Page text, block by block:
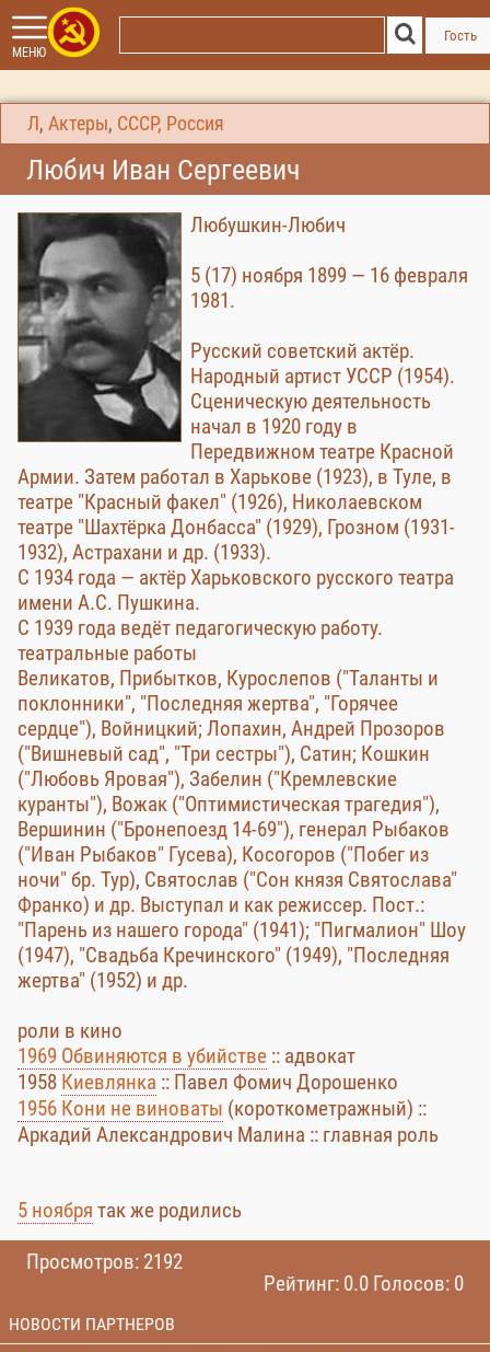
МЕНЮ
Гость
Л , Актеры, СССР, Россия
Любич Иван Сергеевич
Любушкин-Любич
5 (17) ноября 1899 — 16 февраля
1981.
Русский советский актёр.
Народный артист УССР (1954).
Сценическую деятельность
начал в 1920 году в
Передвижном театре Красной
Армии. Затем работал в Харькове (1923), в Туле, в
театре "Красный факел" (1926), Николаевском
театре "Шахтёрка Донбасса" (1929), Грозном (1931-
1932), Астрахани и др. (1933).
С 1934 года — актёр Харьковского русского театра
имени А.С. Пушкина.
С 1939 года ведёт педагогическую работу.
театральные работы
Великатов, Прибытков, Курослепов ("Таланты и
поклонники", "Последняя жертва", "Горячее
сердце"), Войницкий; Лопахин, Андрей Прозоров
("Вишневый сад", "Три сестры"), Сатин; Кошкин
("Любовь Яровая"), Забелин ("Кремлевские
куранты"), Вожак ("Оптимистическая трагедия"),
Вершинин ("Бронепоезд 14-69"), генерал Рыбаков
("Иван Рыбаков" Гусева), Косогоров ("Побег из
ночи" бр. Тур), Святослав ("Сон князя Святослава"
Франко) и др. Выступал и как режиссер. Пост.:
"Парень из нашего города" (1941); "Пигмалион" Шоу
(1947), "Свадьба Кречинского" (1949), "Последняя
жертва" (1952) и др.
роли в кино
1969 Обвиняются в убийстве :: адвокат
1958 Киевлянка :: Павел Фомич Дорошенко
1956 Кони не виноваты (короткометражный) ::
Аркадий Александрович Малина :: главная роль
5 ноября так же родились
Просмотров: 2192
Рейтинг: 0.0 Голосов: 0
НОВОСТИ ПАРТНЕРОВ